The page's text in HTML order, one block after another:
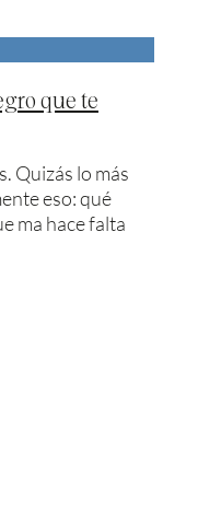
que te
Quizás lo más
eso: qué
ma hace falta